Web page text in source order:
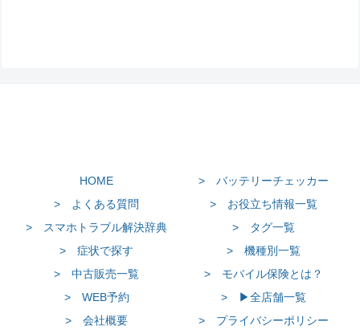
HOME
> バッテリーチェッカー
> よくある質問
> お役立ち情報一覧
> スマホトラブル解決辞典
> タグ一覧
> 症状で探す
> 機種別一覧
> 中古販売一覧
> モバイル保険とは？
> WEB予約
> ▶全店舗一覧
> 会社概要
> プライバシーポリシー